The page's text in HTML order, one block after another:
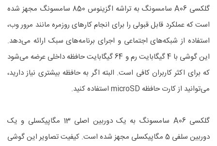
گلکسی A06 سامسونگ به تراشه اگزینوس 850 سامسونگ مجهز شده
است که عملکرد قابل قبولی را برای انجام کارهای روزمره مانند مرور وب،
استفاده از شبکه‌های اجتماعی و اجرای برنامه‌های سبک ارائه می‌دهد.
این گوشی با 4 گیگابایت رم و 64 گیگابایت حافظه داخلی عرضه می‌شود
که برای اکثر کاربران کافی است. البته اگر به حافظه بیشتری نیاز دارید،
می‌توانید از کارت حافظه microSD استفاده کنید.
گلکسی A06 سامسونگ به یک دوربین اصلی 13 مگاپیکسلی و یک
دوربین سلفی 5 مگاپیکسلی مجهز شده است. کیفیت تصاویر این گوشی